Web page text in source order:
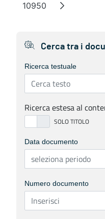
Page
10950
Cerca tra i
Ricerca testuale
Ricerca estesa al
Data documento
Numero documento